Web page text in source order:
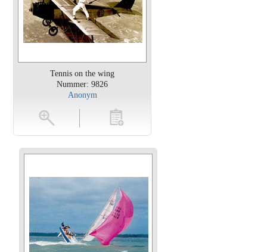
Tennis on the wing
Nummer: 9826
Anonym
toevoegen